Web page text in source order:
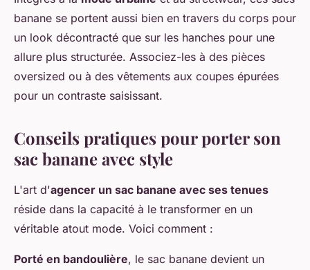
banane se portent aussi bien en travers du corps pour
un look décontracté que sur les hanches pour une
allure plus structurée. Associez-les à des pièces
oversized ou à des vêtements aux coupes épurées
pour un contraste saisissant.
Conseils pratiques pour porter son
sac banane avec style
L'art d'agencer un sac banane avec ses tenues
réside dans la capacité à le transformer en un
véritable atout mode. Voici comment :
Porté en bandoulière, le sac banane devient un